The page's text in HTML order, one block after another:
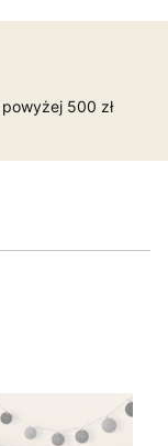
500 zł